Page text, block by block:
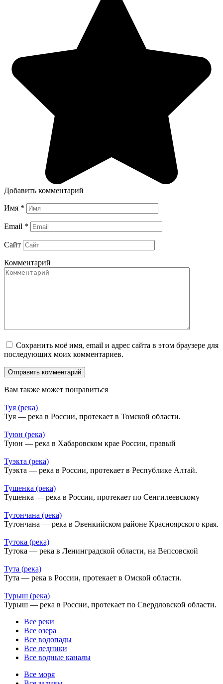
Добавить комментарий
Имя *
Email *
Сайт
Комментарий
Сохранить моё имя, email и адрес сайта в этом браузере для
последующих моих комментариев.
Вам также может понравиться
Туя (река)
Туя — река в России, протекает в Томской области.
Туюн (река)
Туюн — река в Хабаровском крае России, правый
Туэкта (река)
Туэкта — река в России, протекает в Республике Алтай.
Тушенка (река)
Тушенка — река в России, протекает по Сенгилеевскому
Тутончана (река)
Тутончана — река в Эвенкийском районе Красноярского края.
Тутока (река)
Тутока — река в Ленинградской области, на Вепсовской
Тута (река)
Тута — река в России, протекает в Омской области.
Турыш (река)
Турыш — река в России, протекает по Свердловской области.
Все реки
Все озера
Все водопады
Все ледники
Все водные каналы
Все моря